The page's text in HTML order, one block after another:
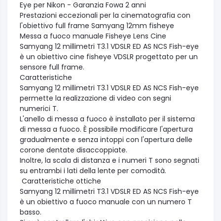
Eye per Nikon - Garanzia Fowa 2 anni
Prestazioni eccezionali per la cinematografia con
l'obiettivo full frame Samyang 12mm fisheye
Messa a fuoco manuale Fisheye Lens Cine
Samyang 12 millimetri T3.1 VDSLR ED AS NCS Fish-eye
è un obiettivo cine fisheye VDSLR progettato per un
sensore full frame.
Caratteristiche
Samyang 12 millimetri T3.1 VDSLR ED AS NCS Fish-eye
permette la realizzazione di video con segni
numerici T.
L'anello di messa a fuoco è installato per il sistema
di messa a fuoco. È possibile modificare l'apertura
gradualmente e senza intoppi con l'apertura delle
corone dentate disaccoppiate.
Inoltre, la scala di distanza e i numeri T sono segnati
su entrambi i lati della lente per comodità.
Caratteristiche ottiche
Samyang 12 millimetri T3.1 VDSLR ED AS NCS Fish-eye
è un obiettivo a fuoco manuale con un numero T
basso.